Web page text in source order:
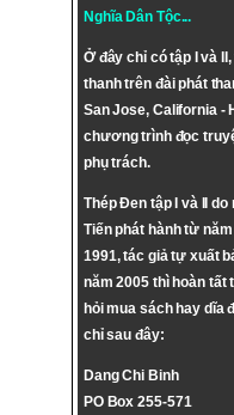
Nghĩa Dân Tộc...
Ở đây chỉ có tập I và
thanh trên đài phát
San Jose, California -
chương trình đọc
phụ trách.
Thép Đen tập I và II
Tiến phát hành từ
1991, tác giả tự xuất
năm 2005 thì hoàn tất
hỏi mua sách hay dĩa
chỉ sau đây:
Dang Chi Binh
PO Box 255-571